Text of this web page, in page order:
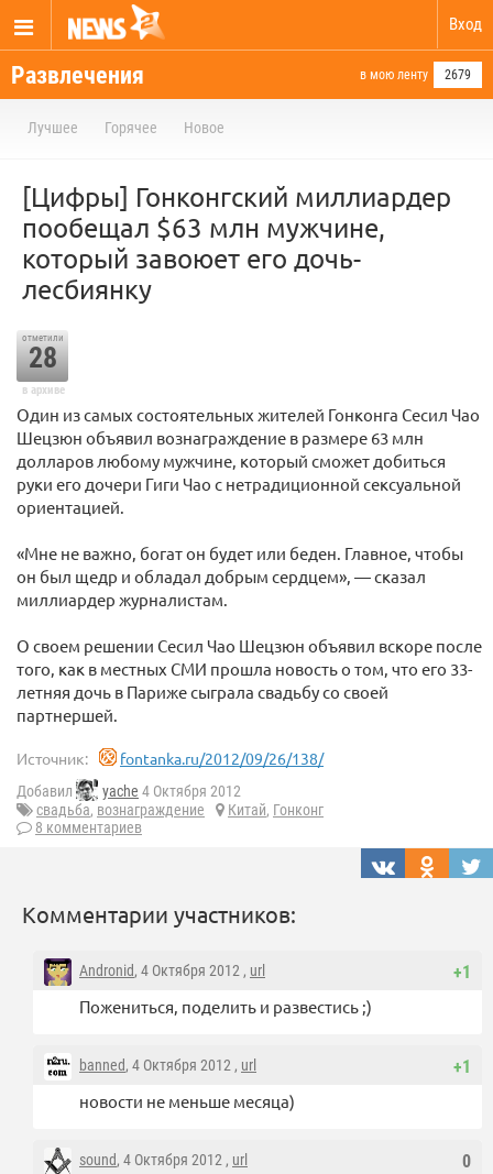
Вход
Развлечения в мою ленту 2679
Лучшее Горячее Новое
[Цифры] Гонконгский миллиардер
пообещал $63 млн мужчине,
который завоюет его дочь-
лесбиянку
отметили
28
в архиве
Один из самых состоятельных жителей Гонконга Сесил Чао
Шецзюн объявил вознаграждение в размере 63 млн
долларов любому мужчине, который сможет добиться
руки его дочери Гиги Чао с нетрадиционной сексуальной
ориентацией.
«Мне не важно, богат он будет или беден. Главное, чтобы
он был щедр и обладал добрым сердцем», — сказал
миллиардер журналистам.
О своем решении Сесил Чао Шецзюн объявил вскоре после
того, как в местных СМИ прошла новость о том, что его 33-
летняя дочь в Париже сыграла свадьбу со своей
партнершей.
Источник: fontanka.ru/2012/09/26/138/
Добавил yache 4 Октября 2012
свадьба, вознаграждение Китай, Гонконг
8 комментариев
Комментарии участников:
+1
Andronid, 4 Октября 2012 , url
Пожениться, поделить и развестись ;)
+1
banned, 4 Октября 2012 , url
новости не меньше месяца)
0
sound, 4 Октября 2012 , url